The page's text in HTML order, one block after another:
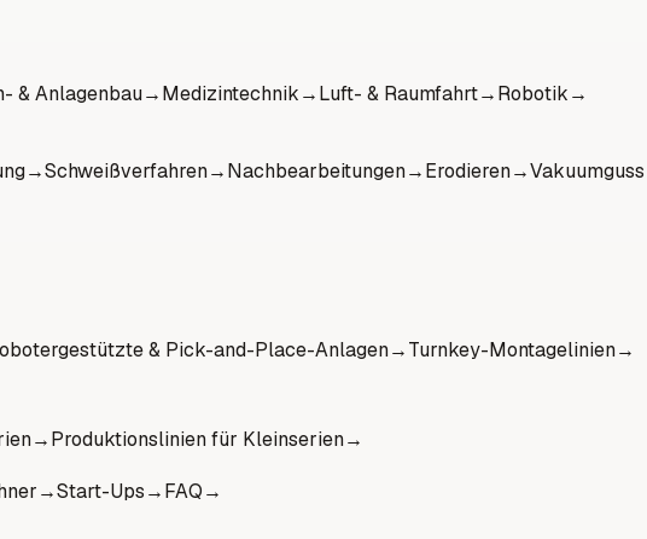
& Anlagenbau→Medizintechnik→Luft- & Raumfahrt→Robotik→
→Schweißverfahren→Nachbearbeitungen→Erodieren→Vakuumguss
& Pick-and-Place-Anlagen→Turnkey-Montagelinien→
→Produktionslinien für Kleinserien→
→Start-Ups→FAQ→